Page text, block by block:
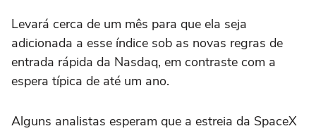
Levará cerca de um mês para que ela seja
adicionada a esse índice sob as novas regras de
entrada rápida da Nasdaq, em contraste com a
espera típica de até um ano.
Alguns analistas esperam que a estreia da SpaceX